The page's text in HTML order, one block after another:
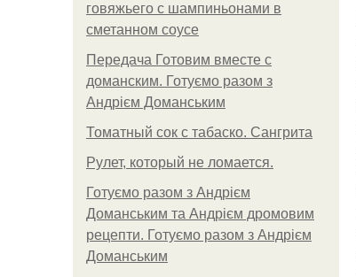
говяжьего с шампиньонами в
сметанном соусе
Передача Готовим вместе с
доманским. Готуємо разом з
Андрієм Доманським
Томатный сок с табаско. Сангрита
Рулет, который не ломается.
Готуємо разом з Андрієм
Доманським та Андрієм дромовим
рецепти. Готуємо разом з Андрієм
Доманським